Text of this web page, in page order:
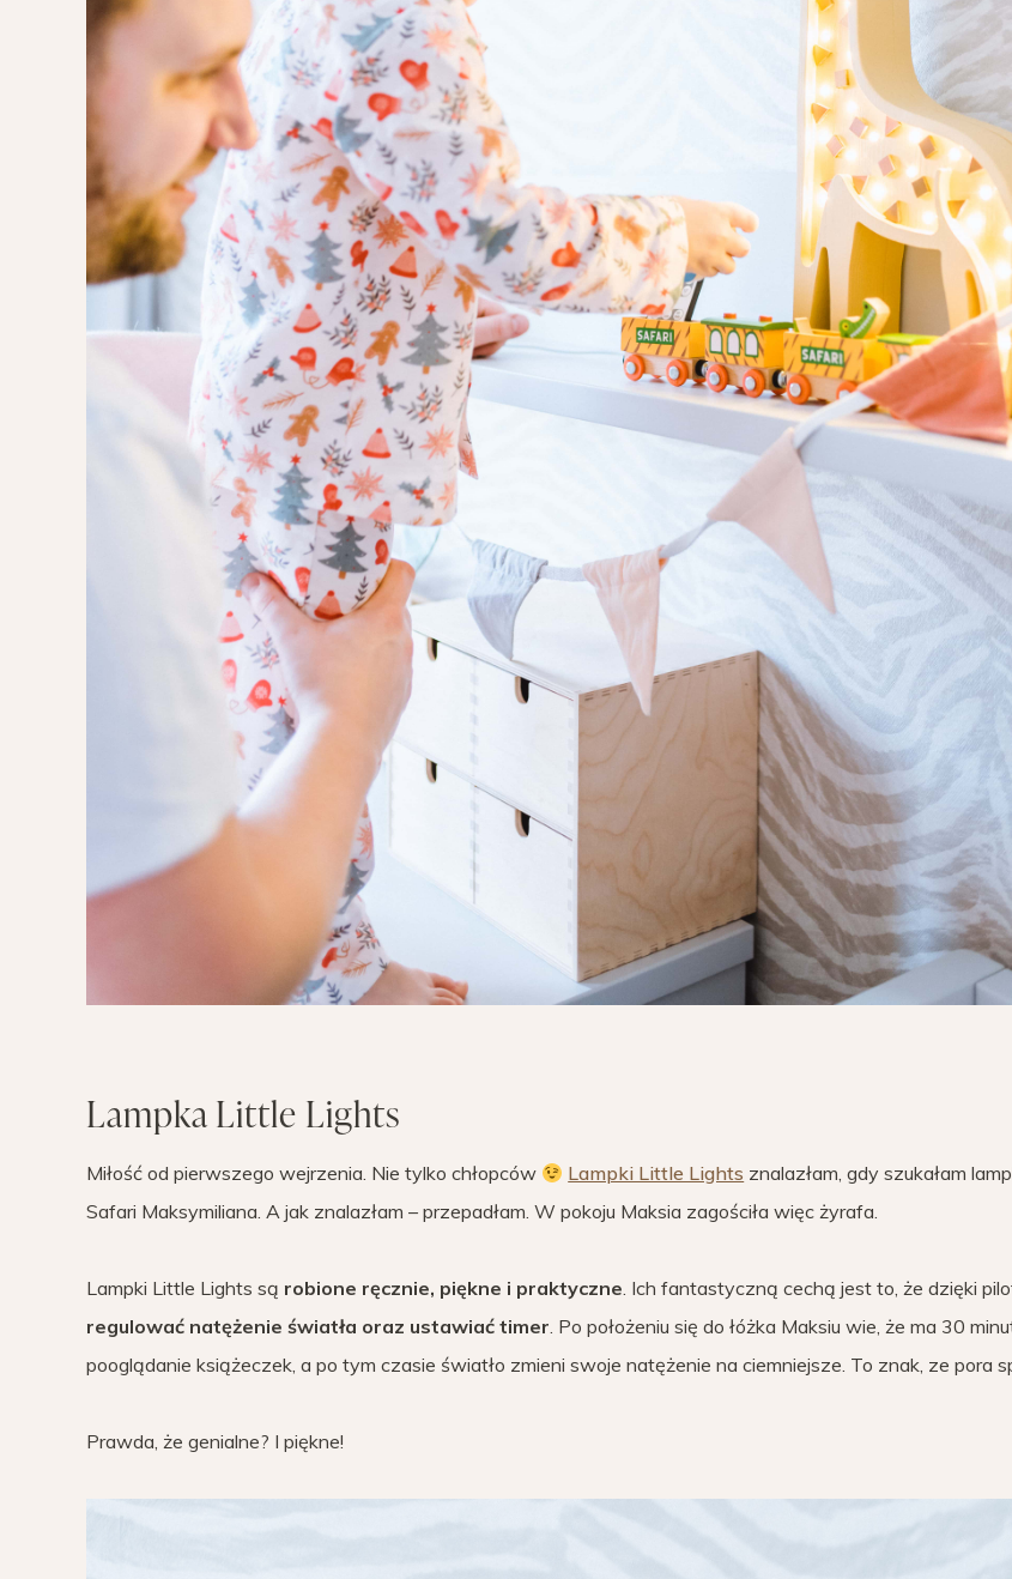
Lampka Little Lights
Miłość od pierwszego wejrzenia. Nie tylko chłopców Lampki Little Lights znalazłam, gdy szukałam
Safari Maksymiliana. A jak znalazłam – przepadłam. W pokoju Maksia zagościła więc żyrafa.
Lampki Little Lights są robione ręcznie, piękne i praktyczne. Ich fantastyczną cechą jest to, że dzięki
regulować natężenie światła oraz ustawiać timer. Po położeniu się do łóżka Maksiu wie, że ma 30
pooglądanie książeczek, a po tym czasie światło zmieni swoje natężenie na ciemniejsze. To znak, ze pora
Prawda, że genialne? I piękne!